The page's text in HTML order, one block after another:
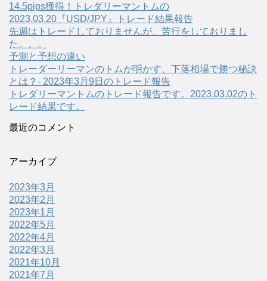
14.5pips獲得！トレダリーマントムの
2023.03.20『USD/JPY』トレード結果報告
先週はトレードしておりませんが、苦行をしておりまし
た。。。
予測と予想の違い
トレーダーリーマンのトムが明かす、下落相場で勝つ秘訣
とは？- 2023年3月9日のトレード報告
トレダリーマントムのトレード報告です。2023.03.02のト
レード結果です。
最近のコメント
アーカイブ
2023年3月
2023年2月
2023年1月
2022年5月
2022年4月
2022年3月
2021年10月
2021年7月